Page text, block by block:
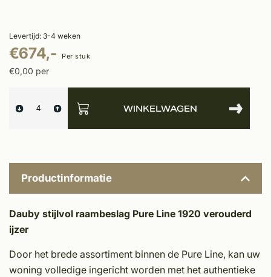
Levertijd: 3-4 weken
€674,- Per stuk
€0,00 per
WINKELWAGEN
Productinformatie
Dauby stijlvol raambeslag Pure Line 1920 verouderd
ijzer
Door het brede assortiment binnen de Pure Line, kan uw
woning volledige ingericht worden met het authentieke